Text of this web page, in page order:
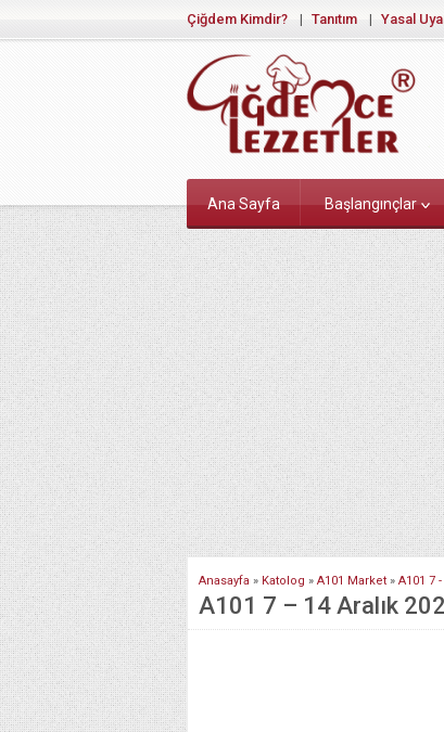
Çiğdem Kimdir? Tanıtım Yasal
Ana Sayfa Başlangınçlar
Anasayfa » Katolog » A101 Market » A101 7
A101 7 – 14 Aralık